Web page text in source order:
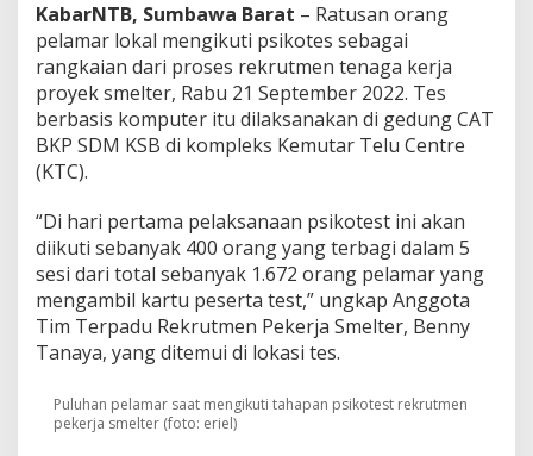
P
e
k
e
r
j
a
e
e
r
D
i
l
a
KabarNTB, Sumbawa Barat – Ratusan orang
pelamar lokal mengikuti psikotes sebagai
rangkaian dari proses rekrutmen tenaga kerja
proyek smelter, Rabu 21 September 2022. Tes
berbasis komputer itu dilaksanakan di gedung CAT
BKP SDM KSB di kompleks Kemutar Telu Centre
(KTC).
“Di hari pertama pelaksanaan psikotest ini akan
diikuti sebanyak 400 orang yang terbagi dalam 5
sesi dari total sebanyak 1.672 orang pelamar yang
mengambil kartu peserta test,” ungkap Anggota
Tim Terpadu Rekrutmen Pekerja Smelter, Benny
Tanaya, yang ditemui di lokasi tes.
Puluhan pelamar saat mengikuti tahapan psikotest rekrutmen
pekerja smelter (foto: eriel)